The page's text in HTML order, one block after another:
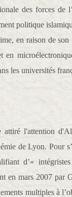
des forces de
politique
en raison de
les universités
l'attention
de Lyon. Pour
d’«
en mars 2007 par
multiples à